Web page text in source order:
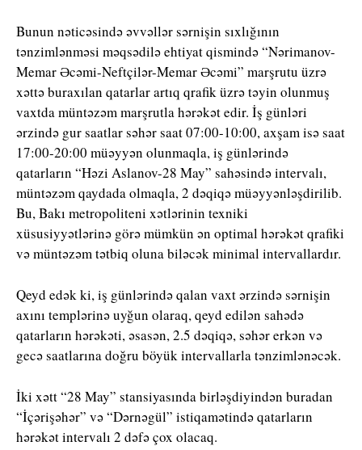
Bunun nəticəsində əvvəllər sərnişin sıxlığının
tənzimlənməsi məqsədilə ehtiyat qismində “Nərimanov-
Memar Əcəmi-Neftçilər-Memar Əcəmi” marşrutu üzrə
xəttə buraxılan qatarlar artıq qrafik üzrə təyin olunmuş
vaxtda müntəzəm marşrutla hərəkət edir. İş günləri
ərzində gur saatlar səhər saat 07:00-10:00, axşam isə saat
17:00-20:00 müəyyən olunmaqla, iş günlərində
qatarların “Həzi Aslanov-28 May” sahəsində intervalı,
müntəzəm qaydada olmaqla, 2 dəqiqə müəyyənləşdirilib.
Bu, Bakı metropoliteni xətlərinin texniki
xüsusiyyətlərinə görə mümkün ən optimal hərəkət qrafiki
və müntəzəm tətbiq oluna biləcək minimal intervallardır.
Qeyd edək ki, iş günlərində qalan vaxt ərzində sərnişin
axını templərinə uyğun olaraq, qeyd edilən sahədə
qatarların hərəkəti, əsasən, 2.5 dəqiqə, səhər erkən və
gecə saatlarına doğru böyük intervallarla tənzimlənəcək.
İki xətt “28 May” stansiyasında birləşdiyindən buradan
“İçərişəhər” və “Dərnəgül” istiqamətində qatarların
hərəkət intervalı 2 dəfə çox olacaq.